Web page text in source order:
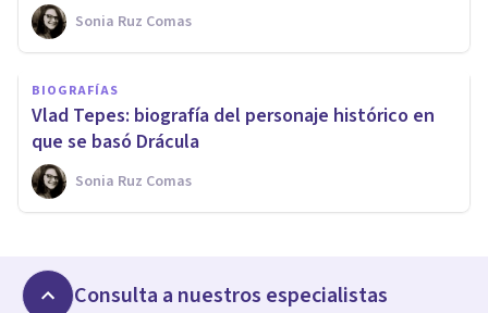
Sonia Ruz Comas
BIOGRAFÍAS
Vlad Tepes: biografía del personaje histórico en
que se basó Drácula
Sonia Ruz Comas
Consulta a nuestros especialistas